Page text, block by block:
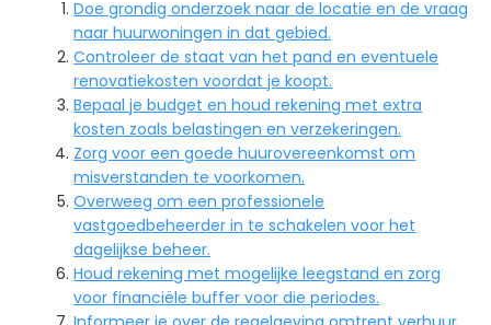
Doe grondig onderzoek naar de locatie en de vraag
naar huurwoningen in dat gebied.
Controleer de staat van het pand en eventuele
renovatiekosten voordat je koopt.
Bepaal je budget en houd rekening met extra
kosten zoals belastingen en verzekeringen.
Zorg voor een goede huurovereenkomst om
misverstanden te voorkomen.
Overweeg om een professionele
vastgoedbeheerder in te schakelen voor het
dagelijkse beheer.
Houd rekening met mogelijke leegstand en zorg
voor financiële buffer voor die periodes.